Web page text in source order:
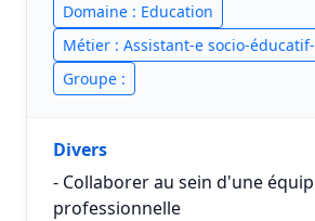
Domaine : Education
Métier : Assistant-e socio-
Groupe :
Divers
- Collaborer au sein d'une
professionnelle